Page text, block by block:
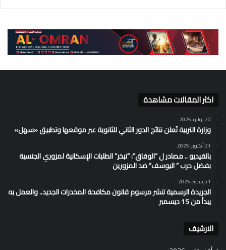
اكثر المقالات مشاهدة
20 يوليو، 2025
وزارة التربية تُعلن نتائج الدور الثاني للثانوية عبر موقعها وتطبيق «سهل»
21 أكتوبر، 2025
بالفيديو .. مصادر ل “الوفاق”: “تبخر” الطلبات الإسكانية لمزوري الجنسية
بفضل حرب ” اليوسف” ضد المزورين
1 ديسمبر، 2025
الجريدة الرسمية تنشر مرسوم قانون مكافحة المخدرات الجديد.. والعمل به
يبدأ من 15 ديسمبر
الارشيف